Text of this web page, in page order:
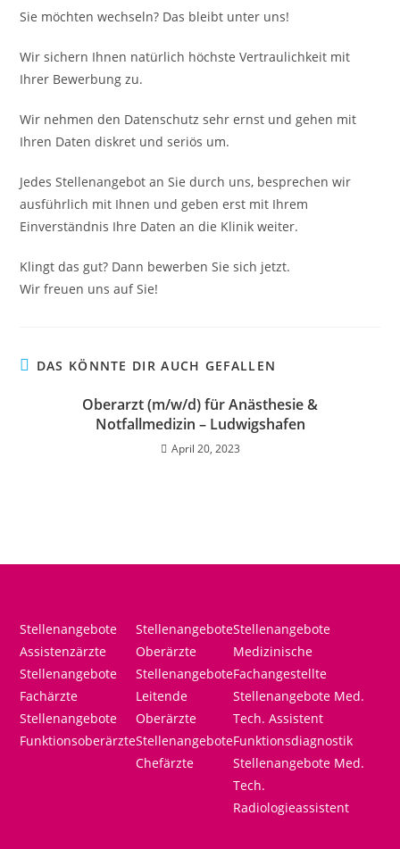
Sie möchten wechseln? Das bleibt unter uns!
Wir sichern Ihnen natürlich höchste Vertraulichkeit mit
Ihrer Bewerbung zu.
Wir nehmen den Datenschutz sehr ernst und gehen mit
Ihren Daten diskret und seriös um.
Jedes Stellenangebot an Sie durch uns, besprechen wir
ausführlich mit Ihnen und geben erst mit Ihrem
Einverständnis Ihre Daten an die Klinik weiter.
Klingt das gut? Dann bewerben Sie sich jetzt.
Wir freuen uns auf Sie!
DAS KÖNNTE DIR AUCH GEFALLEN
Oberarzt (m/w/d) für Anästhesie &
Notfallmedizin – Ludwigshafen
April 20, 2023
Stellenangebote
Assistenzärzte
Stellenangebote
Fachärzte
Stellenangebote
Funktionsoberärzte
Stellenangebote
Oberärzte
Stellenangebote
Leitende
Oberärzte
Stellenangebote
Chefärzte
Stellenangebote
Medizinische
Fachangestellte
Stellenangebote Med.
Tech. Assistent
Funktionsdiagnostik
Stellenangebote Med.
Tech.
Radiologieassistent